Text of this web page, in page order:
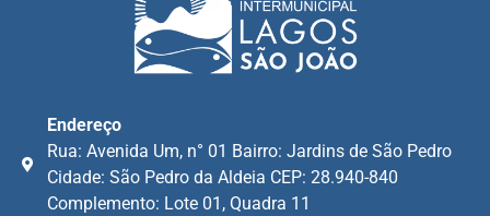
Endereço
Rua: Avenida Um, n° 01 Bairro: Jardins de São Pedro
Cidade: São Pedro da Aldeia CEP: 28.940-840
Complemento: Lote 01, Quadra 11